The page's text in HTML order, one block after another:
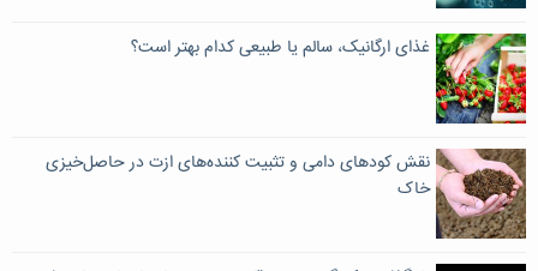
غذای ارگانیک، سالم یا طبیعی کدام بهتر است؟
نقش کودهای دامی و تثبیت‌ کننده‌های ازت در حاصل‌خیزی
خاک